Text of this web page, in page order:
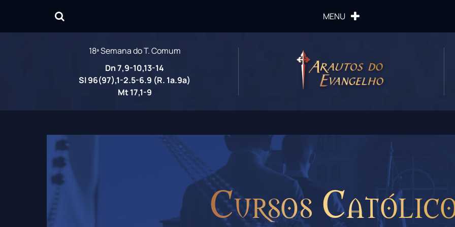
MENU
18ª Semana do T. Comum
Dn 7,9-10,13-14
Sl 96(97),1-2.5-6.9 (R. 1a.9a)
Mt 17,1-9
Cursos